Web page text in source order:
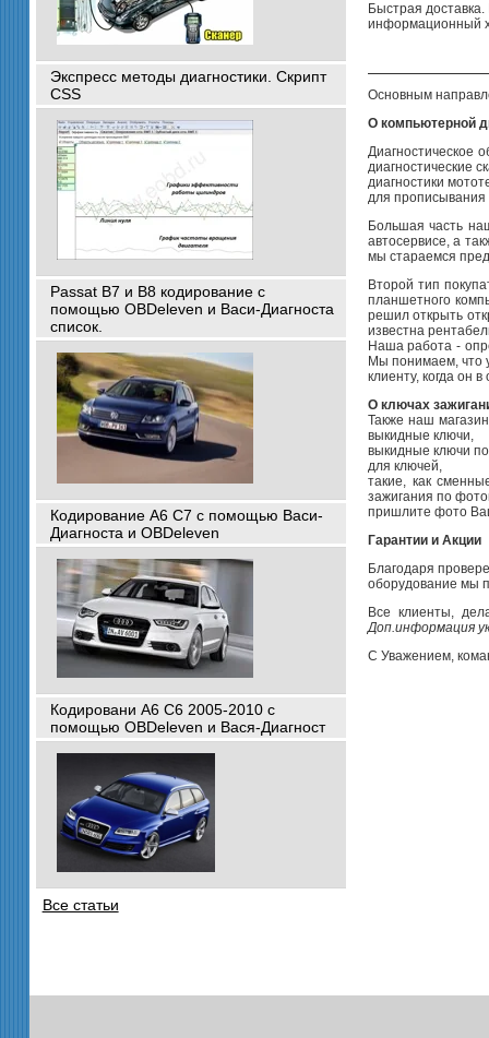
Экспресс методы диагностики. Скрипт
CSS
Passat B7 и B8 кодирование с
помощью OBDeleven и Васи-Диагноста
список.
Кодирование A6 C7 с помощью Васи-
Диагноста и OBDeleven
Кодировани A6 C6 2005-2010 с
помощью OBDeleven и Вася-Диагност
Все статьи
Быстрая
информационный
Основным
О компьютерной
Диагностическое
диагностические
диагностики
для прописывания
Большая часть
автосервисе, а
мы стараемся
Второй тип
планшетного
решил открыть
известна
Наша работа -
Мы понимаем, что
клиенту, когда он
О ключах
Также наш
выкидные ключи,
выкидные ключи
для ключей,
такие, как
зажигания по
пришлите фото
Гарантии и Акции
Благодаря
оборудование мы
Все клиенты,
Доп.информация
С Уважением,